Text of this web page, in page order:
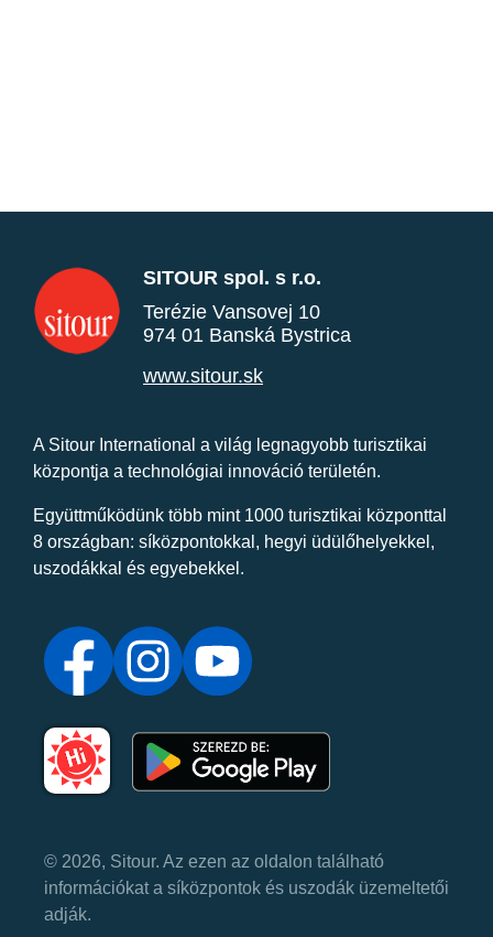
SITOUR spol. s r.o.
Terézie Vansovej 10
974 01 Banská Bystrica
www.sitour.sk
A Sitour International a világ legnagyobb turisztikai
központja a technológiai innováció területén.
Együttműködünk több mint 1000 turisztikai központtal
8 országban: síközpontokkal, hegyi üdülőhelyekkel,
uszodákkal és egyebekkel.
© 2026, Sitour. Az ezen az oldalon található
információkat a síközpontok és uszodák üzemeltetői
adják.